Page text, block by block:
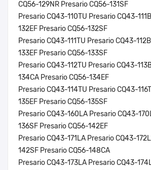
CQ56-129NR Presario CQ56-131SF
Presario CQ43-110TU Presario CQ43-
132EF Presario CQ56-132SF
Presario CQ43-111TU Presario CQ43-
133EF Presario CQ56-133SF
Presario CQ43-112TU Presario CQ43-
134CA Presario CQ56-134EF
Presario CQ43-114TU Presario CQ43-
135EF Presario CQ56-135SF
Presario CQ43-160LA Presario CQ43-
136SF Presario CQ56-142EF
Presario CQ43-171LA Presario CQ43-
142SF Presario CQ56-148CA
Presario CQ43-173LA Presario CQ43-